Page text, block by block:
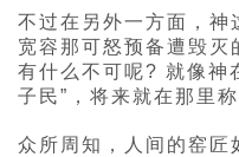
不过在另外一方面，神
宽容那可怒预备遭毁
有什么不可呢? 就像神
子民”，将来就在那里
众所周知，人间的窑匠